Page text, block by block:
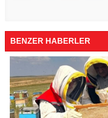
BENZER HABERLER